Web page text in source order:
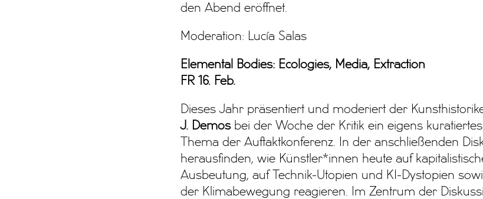
den Abend eröffnet.
Moderation: Lucía Salas
Elemental Bodies: Ecologies, Media, Extraction
FR 16. Feb.
Dieses Jahr präsentiert und moderiert der
J. Demosbei der Woche der Kritik ein eigens
Thema der Auftaktkonferenz. In der anschließenden
herausfinden, wie Künstler*innen heute auf
Ausbeutung, auf Technik-Utopien und KI-Dystopien
der Klimabewegung reagieren. Im Zentrum der